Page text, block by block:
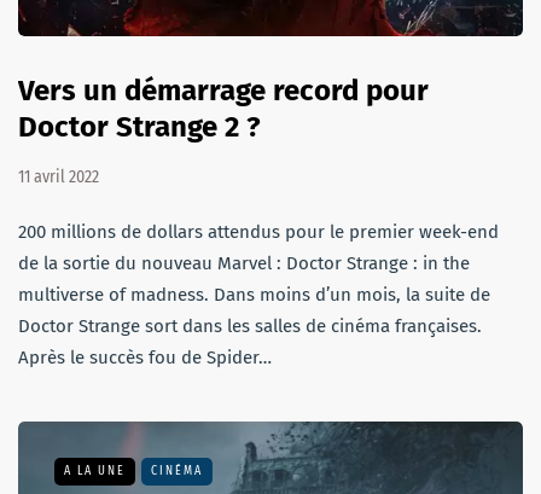
Vers un démarrage record pour
Doctor Strange 2 ?
11 avril 2022
200 millions de dollars attendus pour le premier week-end
de la sortie du nouveau Marvel : Doctor Strange : in the
multiverse of madness. Dans moins d’un mois, la suite de
Doctor Strange sort dans les salles de cinéma françaises.
Après le succès fou de Spider…
A LA UNE CINÉMA